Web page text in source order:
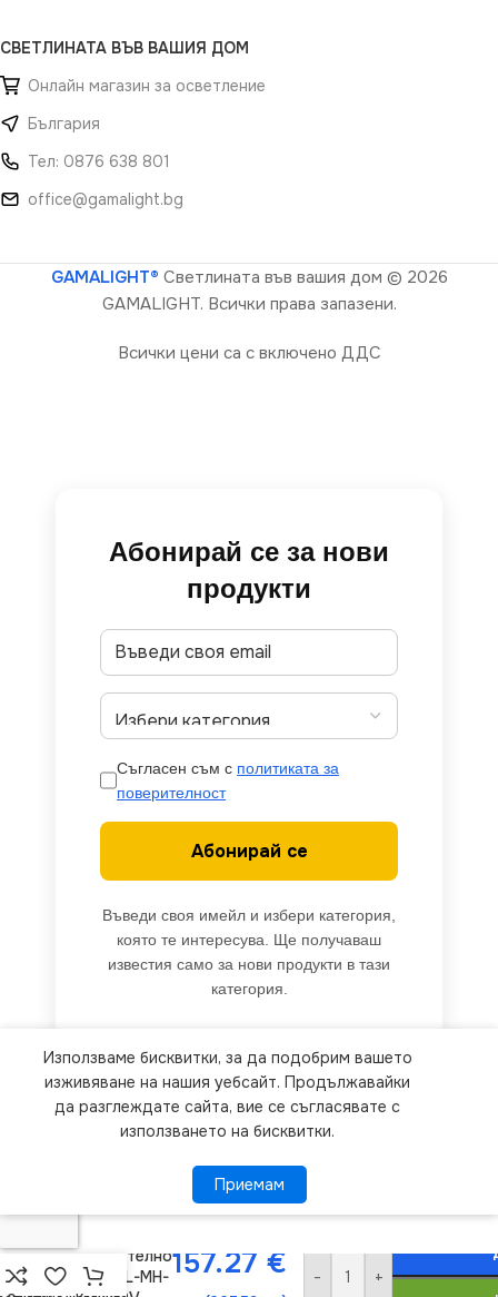
СВЕТЛИНАТА ВЪВ ВАШИЯ ДОМ
Онлайн магазин за осветление
България
Тел: 0876 638 801
office@gamalight.bg
GAMALIGHT® Светлината във вашия дом © 2026
GAMALIGHT. Всички права запазени.
Всички цени са с включено ДДС
Абонирай се за нови
продукти
Съгласен съм с политиката за
поверителност
Абонирай се
Въведи своя имейл и избери категория,
която те интересува. Ще получаваш
известия само за нови продукти в тази
категория.
We use cookies to improve your experience on our
website. By browsing this website, you agree to
our use of cookies.
ПОВЕЧЕ ИНФОРМАЦИЯ
Kanlux 33977
осветително
тяло AL-MH-157.27 € - +
Използваме бисквитки, за да подобрим вашето
изживяване на нашия уебсайт. Продължавайки
да разглеждате сайта, вие се съгласявате с
използването на бисквитки.
Приемам